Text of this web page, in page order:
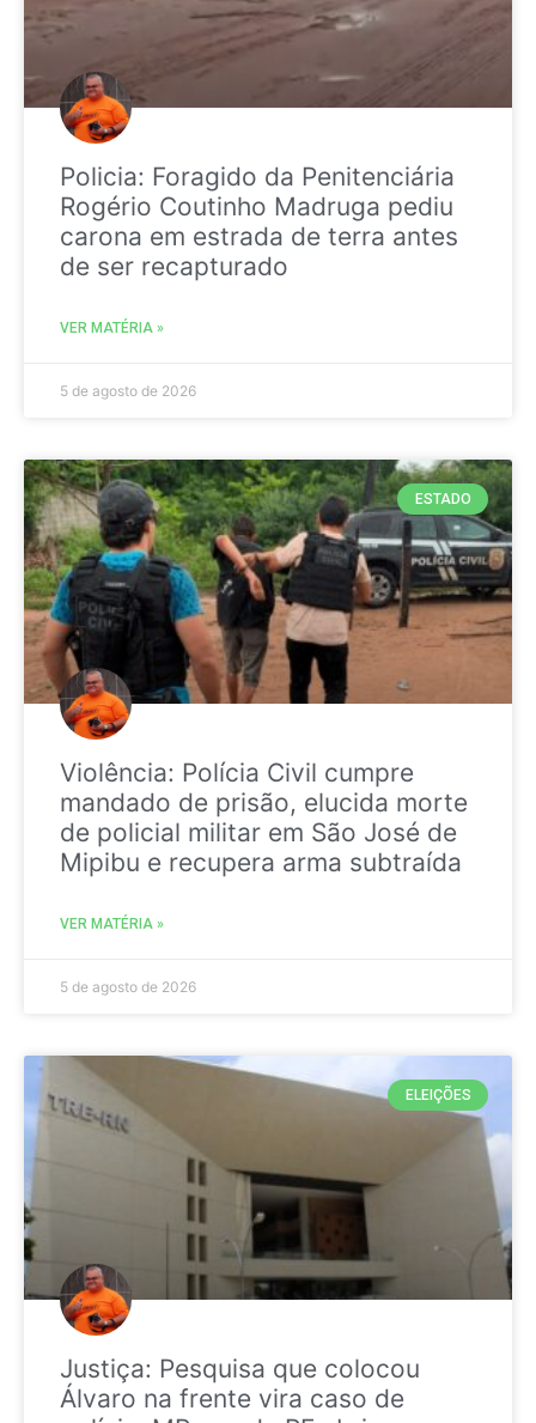
Policia: Foragido da Penitenciária
Rogério Coutinho Madruga pediu
carona em estrada de terra antes
de ser recapturado
VER MATÉRIA »
5 de agosto de 2026
ESTADO
Violência: Polícia Civil cumpre
mandado de prisão, elucida morte
de policial militar em São José de
Mipibu e recupera arma subtraída
VER MATÉRIA »
5 de agosto de 2026
ELEIÇÕES
Justiça: Pesquisa que colocou
Álvaro na frente vira caso de